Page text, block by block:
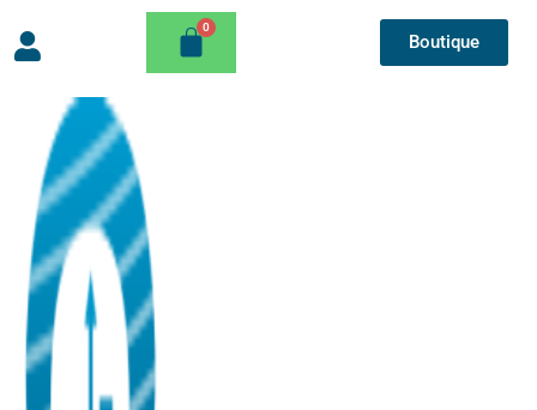
Boutique